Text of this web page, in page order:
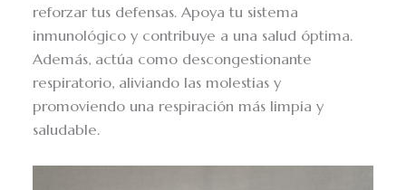
reforzar tus defensas. Apoya tu sistema
inmunológico y contribuye a una salud óptima.
Además, actúa como descongestionante
respiratorio, aliviando las molestias y
promoviendo una respiración más limpia y
saludable.